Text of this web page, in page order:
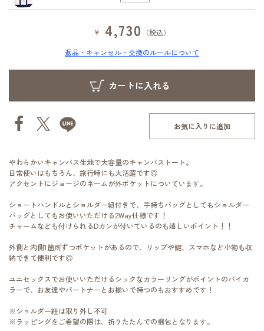
¥ 4,730
（税込）
返品・キャンセル・交換のルールについて
お気に入りに追加
やわらかいキャンバス生地で大容量のキャンバストート。
日常使いはもちろん、旅行時にも大活躍です◎
アクセントにジョージのネームが外ポケットについています。
ショートハンドルとショルダー紐付きで、手持ちバッグとしてもショルダー
バッグとしてもお使いいただける2Way仕様です！
チャームなども付けられるDカンが付いているのも嬉しいポイント！！
外側と内側1箇所ずつポケットがあるので、リップや鍵、スマホなど小物も収
納できて便利です◎
ユニセックスでお使いいただけるシックなカラーリングがポイントのバイカ
ラーで、お友達やパートナーとお揃いで持つのもおすすめです！
※ショルダー紐は取り外し不可
※ラッピングをご希望の際は、折りたたんでの梱包となります。